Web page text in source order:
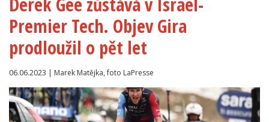
Premier Tech. Objev Gira
prodloužil o pět let
06.06.2023 | Marek Matějka, foto LaPresse